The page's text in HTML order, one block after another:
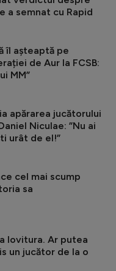
a semnat cu Rapid
îl așteaptă pe
de Aur la FCSB:
MM”
apărarea jucătorului
Niculae: ”Nu ai
urât de el!”
cel mai scump
sa
lovitura. Ar putea
un jucător de la o